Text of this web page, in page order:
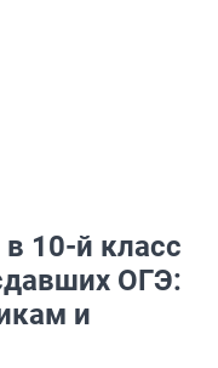
10-й класс
ОГЭ:
и